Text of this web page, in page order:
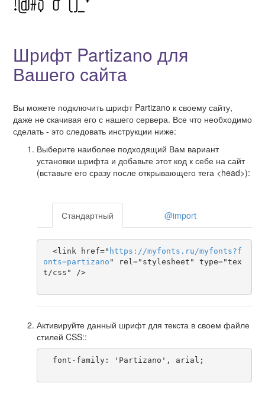
Шрифт Partizano для
Вашего сайта
Вы можете подключить шрифт Partizano к своему сайту,
даже не скачивая его с нашего сервера. Все что необходимо
сделать - это следовать инструкции ниже:
Выберите наиболее подходящий Вам вариант
установки шрифта и добавьте этот код к себе на сайт
(вставьте его сразу после открывающего тега <head>):
Стандартный @import
  <link href="
https ://myfonts . ru /myfonts?f
onts=partizano " rel="stylesheet" type="tex
t/css" />
Активируйте данный шрифт для текста в своем файле
стилей CSS::